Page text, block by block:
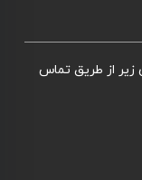
از طریق تماس